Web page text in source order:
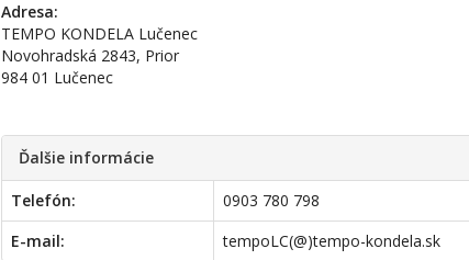
Adresa:
TEMPO KONDELA Lučenec
Novohradská 2843, Prior
984 01 Lučenec
Ďalšie informácie
Telefón:
0903 780 798
E-mail:
tempoLC(@)tempo-kondela.sk